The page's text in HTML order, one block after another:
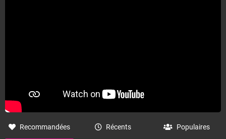
Recommandées Récents Populaires